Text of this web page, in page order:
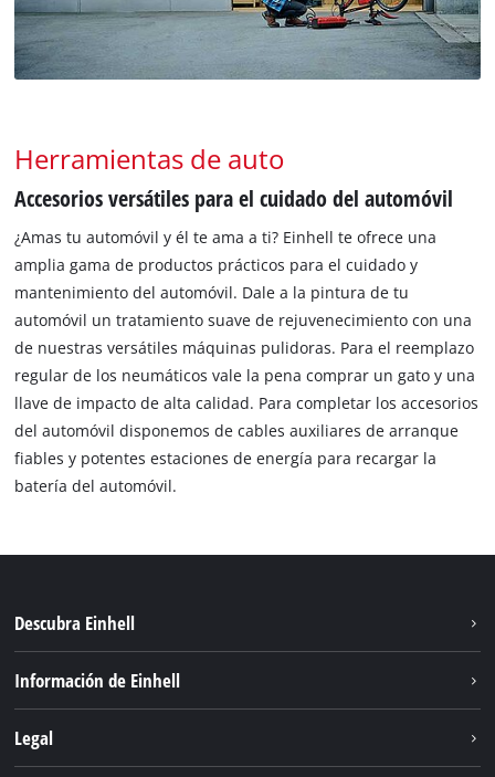
Herramientas de auto
Accesorios versátiles para el cuidado del automóvil
¿Amas tu automóvil y él te ama a ti? Einhell te ofrece una
amplia gama de productos prácticos para el cuidado y
mantenimiento del automóvil. Dale a la pintura de tu
automóvil un tratamiento suave de rejuvenecimiento con una
de nuestras versátiles máquinas pulidoras. Para el reemplazo
regular de los neumáticos vale la pena comprar un gato y una
llave de impacto de alta calidad. Para completar los accesorios
del automóvil disponemos de cables auxiliares de arranque
fiables y potentes estaciones de energía para recargar la
batería del automóvil.
Descubra Einhell
Servicio
Información de Einhell
Legal